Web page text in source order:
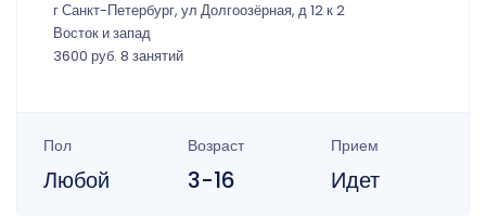
г Санкт-Петербург, ул Долгоозёрная, д 12 к 2
Восток и запад
3600 руб. 8 занятий
Пол
Любой
Возраст
3-16
Прием
Идет